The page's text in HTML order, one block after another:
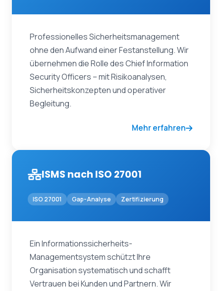
Professionelles Sicherheitsmanagement
ohne den Aufwand einer Festanstellung. Wir
übernehmen die Rolle des Chief Information
Security Officers – mit Risikoanalysen,
Sicherheitskonzepten und operativer
Begleitung.
Mehr erfahren
ISMS nach ISO 27001
ISO 27001 Gap-Analyse Zertifizierung
Ein Informationssicherheits-
Managementsystem schützt Ihre
Organisation systematisch und schafft
Vertrauen bei Kunden und Partnern. Wir